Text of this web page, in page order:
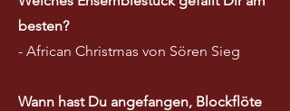
besten?
- African Christmas von Sören Sieg
Wann hast Du angefangen, Blockflöte